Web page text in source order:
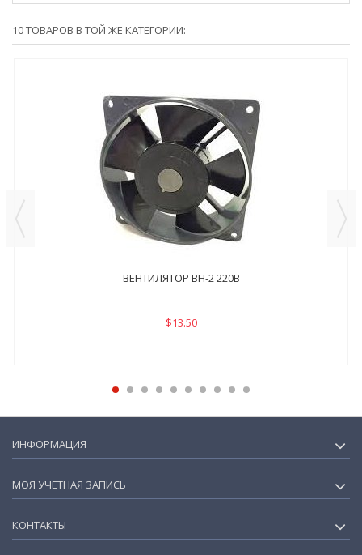
10 ТОВАРОВ В ТОЙ ЖЕ КАТЕГОРИИ:
ВЕНТИЛЯТОР ВН-2 220В
$13.50
ИНФОРМАЦИЯ
МОЯ УЧЕТНАЯ ЗАПИСЬ
КОНТАКТЫ